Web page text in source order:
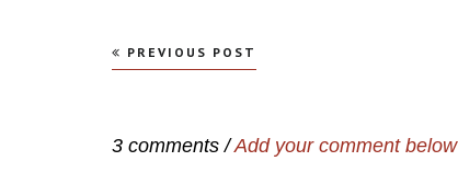
Navegação
PREVIOUS POST
3 comments /Add your comment below